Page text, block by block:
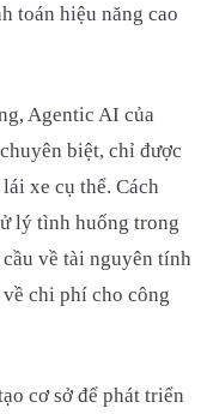
toán hiệu năng cao
Agentic AI của
biệt, chỉ được
xe cụ thể. Cách
lý tình huống trong
về tài nguyên tính
chi phí cho công
cơ sở để phát triển